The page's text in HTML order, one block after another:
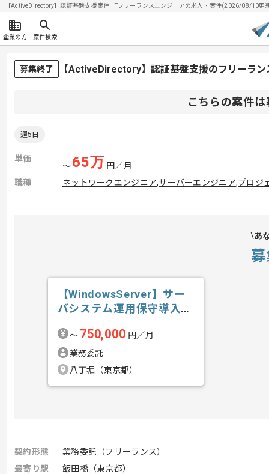
【ActiveDirectory】認証基盤支援案件| ITフリーランスエンジニアの求人・案件(2026/08/10更
企業の方 案件検索
募集終了 【ActiveDirectory】認証基盤支援のフリーラン
こちらの案件
週5日
単価
〜65万 円／月
職種
ネットワークエンジニア,サーバーエンジニア,プロジ
あ
【WindowsServer】サー
バシステム運用保守導入技
〜 750,000 円／月
業務委託
八丁堀（東京都）
契約形態
業務委託（フリーランス）
最寄り駅
飯田橋（東京都）